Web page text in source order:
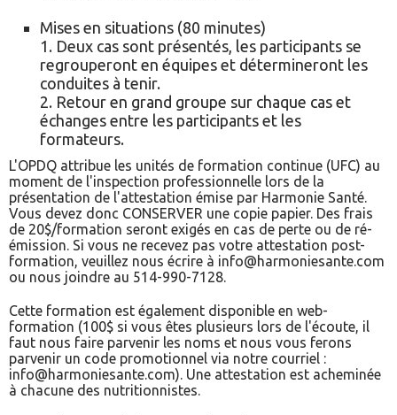
Mises en situations (80 minutes)
1. Deux cas sont présentés, les participants se
regrouperont en équipes et détermineront les
conduites à tenir.
2. Retour en grand groupe sur chaque cas et
échanges entre les participants et les
formateurs.
L'OPDQ attribue les unités de formation continue (UFC) au
moment de l'inspection professionnelle lors de la
présentation de l'attestation émise par Harmonie Santé.
Vous devez donc CONSERVER une copie papier. Des frais
de 20$/formation seront exigés en cas de perte ou de ré-
émission. Si vous ne recevez pas votre attestation post-
formation, veuillez nous écrire à info@harmoniesante.com
ou nous joindre au 514-990-7128.
Cette formation est également disponible en web-
formation (100$ si vous êtes plusieurs lors de l'écoute, il
faut nous faire parvenir les noms et nous vous ferons
parvenir un code promotionnel via notre courriel :
info@harmoniesante.com). Une attestation est acheminée
à chacune des nutritionnistes.